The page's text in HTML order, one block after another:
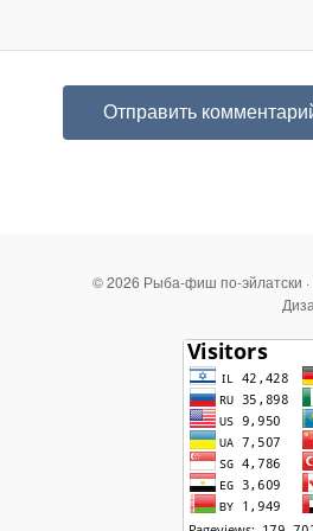
© 2026 Рыба-фиш по-эйлатски